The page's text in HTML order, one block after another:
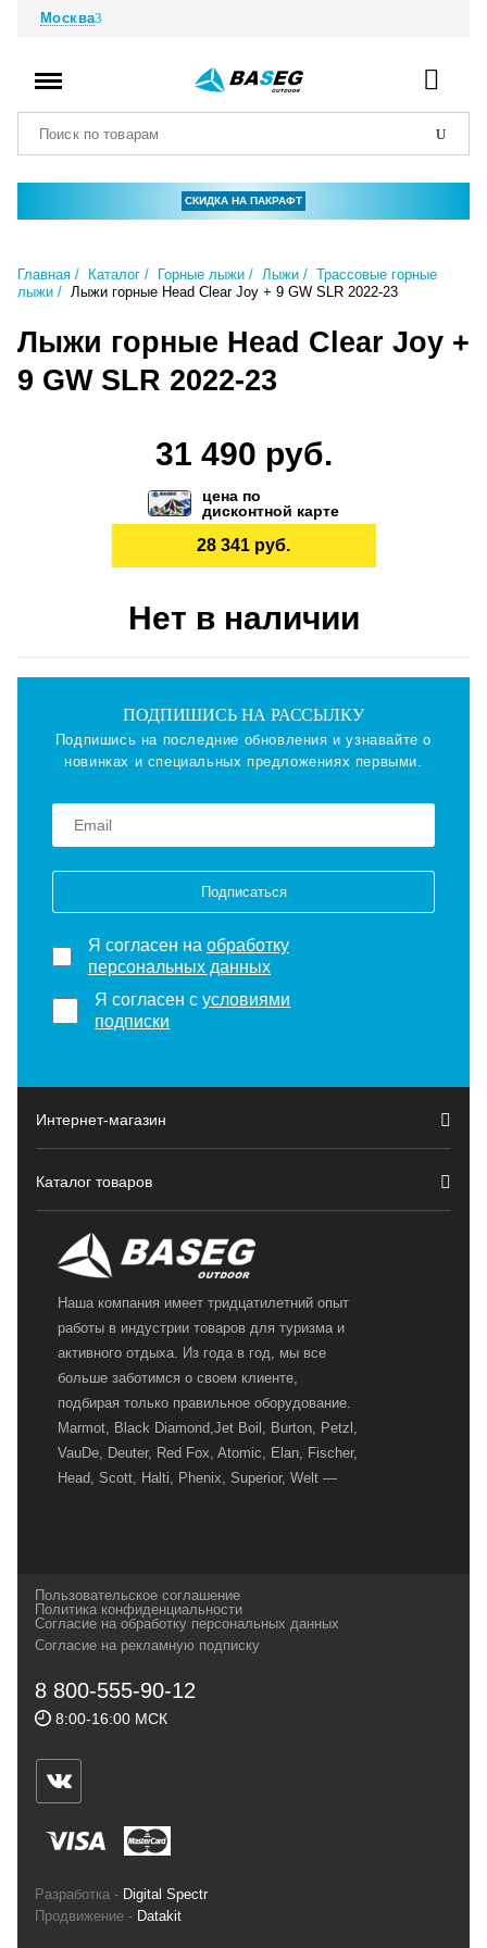
Москва
СКИДКА НА ПАКРАФТ
Главная Каталог Горные лыжи Лыжи
Трассовые горные
лыжи
Лыжи горные Head Clear Joy + 9 GW SLR 2022-23
Лыжи горные Head Clear Joy +
9 GW SLR 2022-23
31 490 руб.
цена по
дисконтной карте
28 341 руб.
Нет в наличии
ПОДПИШИСЬ НА РАССЫЛКУ
Подпишись на последние обновления и узнавайте о
новинках и специальных предложениях первыми.
Подписаться
Я согласен на обработку
персональных данных
Я согласен сусловиями
подписки
Интернет-магазин
Каталог товаров
Наша компания имеет тридцатилетний опыт
работы в индустрии товаров для туризма и
активного отдыха. Из года в год, мы все
больше заботимся о своем клиенте,
подбирая только правильное оборудование.
Marmot, Black Diamond,Jet Boil, Burton, Petzl,
VauDe, Deuter, Red Fox, Atomic, Elan, Fischer,
Head, Scott, Halti, Phenix, Superior, Welt —
и взыскательных путешественников,
спортсменов и отдыхающих.
Геннадьевич
ИНН 590300057023 ОГРН 304590319000121
ул.Советская, 25, магазин Басег.
Тел./факс (342) 2101242
Пользовательское соглашение
Политика конфиденциальности
Согласие на обработку персональных данных
Согласие на рекламную подписку
8 800-555-90-12
8:00-16:00 МСК
Разработка - Digital Spectr
Продвижение - Datakit